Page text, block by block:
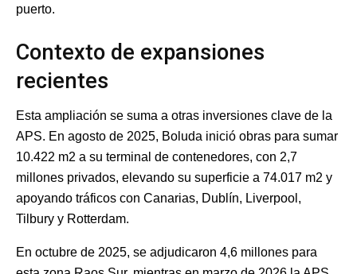
puerto.
Contexto de expansiones
recientes
Esta ampliación se suma a otras inversiones clave de la
APS. En agosto de 2025, Boluda inició obras para sumar
10.422 m2 a su terminal de contenedores, con 2,7
millones privados, elevando su superficie a 74.017 m2 y
apoyando tráficos con Canarias, Dublín, Liverpool,
Tilbury y Rotterdam.
En octubre de 2025, se adjudicaron 4,6 millones para